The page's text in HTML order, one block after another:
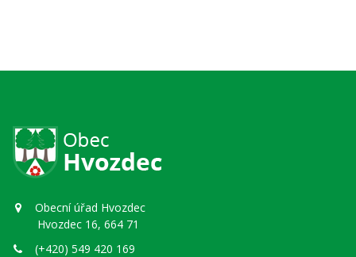
Obecní úřad Hvozdec
Hvozdec 16, 664 71
(+420) 549 420 169